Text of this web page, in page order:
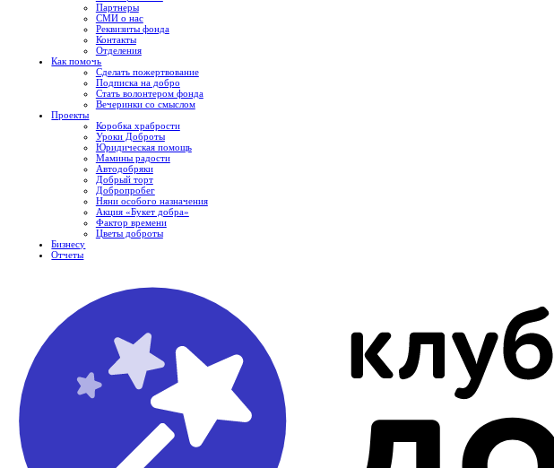
Партнеры
СМИ о нас
Реквизиты фонда
Контакты
Отделения
Как помочь
Сделать пожертвование
Подписка на добро
Стать волонтером фонда
Вечеринки со смыслом
Проекты
Коробка храбрости
Уроки Доброты
Юридическая помощь
Мамины радости
Автодобряки
Добрый торт
Добропробег
Няни особого назначения
Акция «Букет добра»
Фактор времени
Цветы доброты
Бизнесу
Отчеты